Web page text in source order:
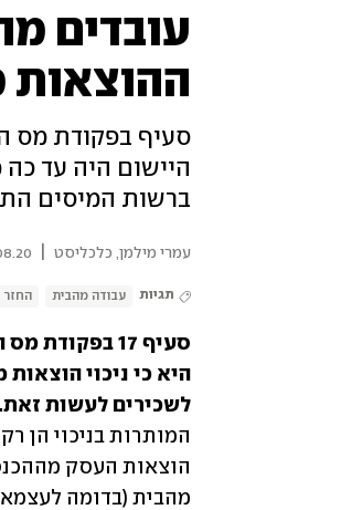
עובדים
סעיף בפקודת מס
היישום היה עד
ברשות המיסים
עמרי מילמן, כלכליסט | 06:16
תגיות עבודה מהבית
לשכירים לעשות זאת.
מהבית (בדומה